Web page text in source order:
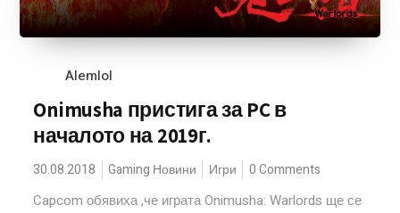
Alemlol
Onimusha пристига за PC в
началото на 2019г.
30.08.2018 Gaming Новини Игри 0 Comments
Capcom обявиха ,че играта Onimusha: Warlords ще се